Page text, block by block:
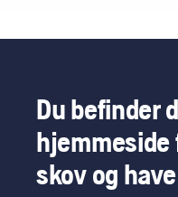
til,
hvordan
du
arbejder
sikkert
og
Du befinder
hjemmeside
skov og have